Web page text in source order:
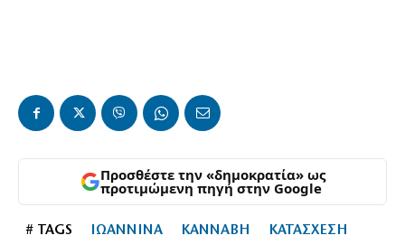
Προσθέστε την «δημοκρατία» ως
προτιμώμενη πηγή στην Google
# TAGS ΙΩΑΝΝΙΝΑ ΚΑΝΝΑΒΗ ΚΑΤΑΣΧΕΣΗ